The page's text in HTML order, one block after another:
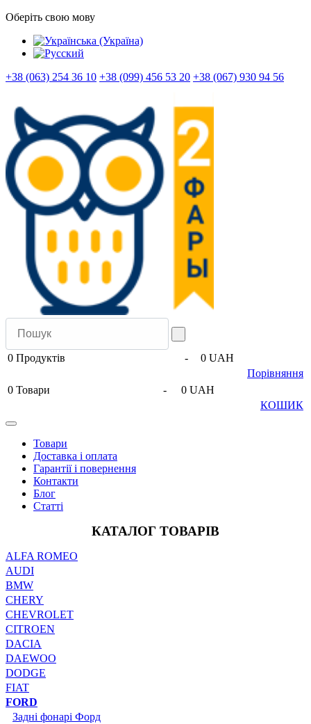
Оберіть свою мову
+38 (063) 254 36 10 +38 (099) 456 53 20 +38 (067) 930 94 56
0 Продуктів -
0 UAH
Порівняння
0 Товари -
0 UAH
КОШИК
Товари
Доставка і оплата
Гарантії і повернення
Контакти
Блог
Статті
КАТАЛОГ ТОВАРІВ
ALFA ROMEO
AUDI
BMW
CHERY
CHEVROLET
CITROEN
DACIA
DAEWOO
DODGE
FIAT
FORD
Задні фонарі Форд